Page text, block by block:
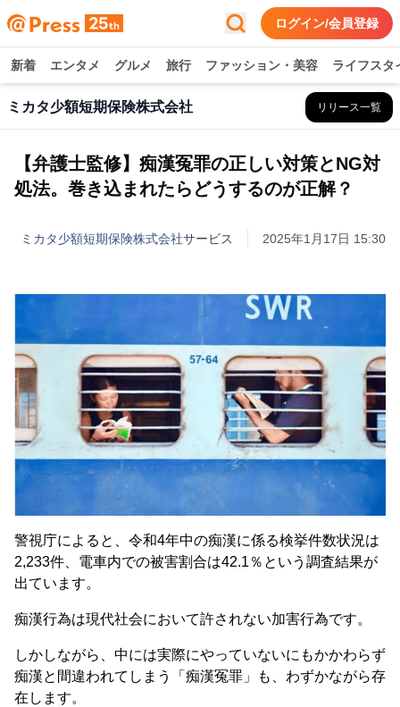
ログイン/会員登録
新着 エンタメ グルメ 旅行 ファッション・美容 ライフスタ
ミカタ少額短期保険株式会社 リリース一覧
【弁護士監修】痴漢冤罪の正しい対策とNG対
処法。巻き込まれたらどうするのが正解？
ミカタ少額短期保険株式会社サービス 2025年1月17日 15:30
警視庁によると、令和4年中の痴漢に係る検挙件数状況は
2,233件、電車内での被害割合は42.1％という調査結果が
出ています。
痴漢行為は現代社会において許されない加害行為です。
しかしながら、中には実際にやっていないにもかかわらず
痴漢と間違われてしまう「痴漢冤罪」も、わずかながら存
在します。